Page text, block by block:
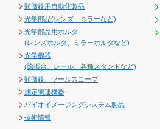
顕微鏡用自動化製品
光学部品(レンズ、ミラーなど)
光学部品用ホルダ
(レンズホルダ、ミラーホルダなど)
光学機器
(除振台、レール、各種スタンドなど)
顕微鏡、ツールスコープ
測定関連機器
バイオイメージングシステム製品
技術情報